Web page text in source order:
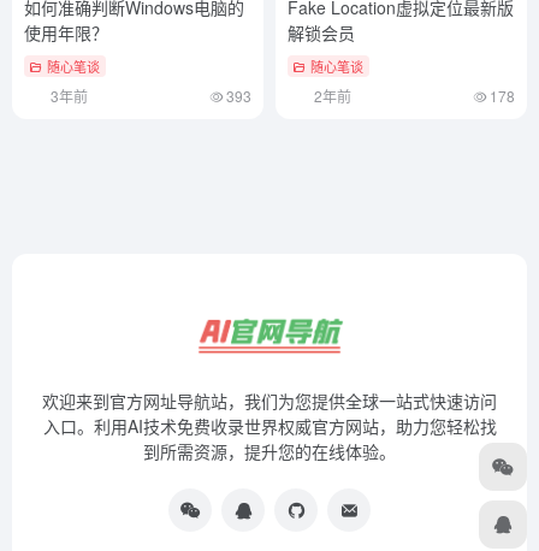
如何准确判断Windows电脑的
使用年限？
随心笔谈
3年前 393
Fake Location虚拟定位最新版
解锁会员
随心笔谈
2年前 178
欢迎来到官方网址导航站，我们为您提供全球一站式快速访问
入口。利用AI技术免费收录世界权威官方网站，助力您轻松找
到所需资源，提升您的在线体验。